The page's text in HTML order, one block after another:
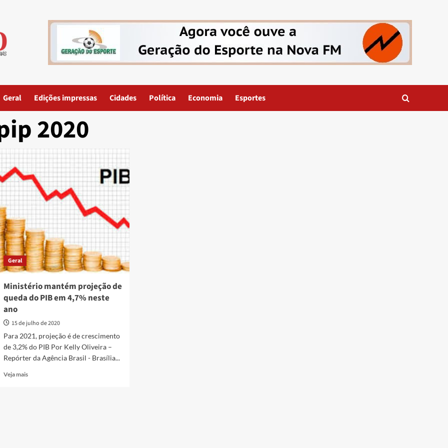
Geral Edições impressas Cidades Política Economia Esportes
2020
Geral
Ministério mantém projeção de
queda do PIB em 4,7% neste
ano
15 de julho de 2020
Para 2021, projeção é de crescimento
de 3,2% do PIB Por Kelly Oliveira –
Repórter da Agência Brasil - Brasília...
Veja maisRead